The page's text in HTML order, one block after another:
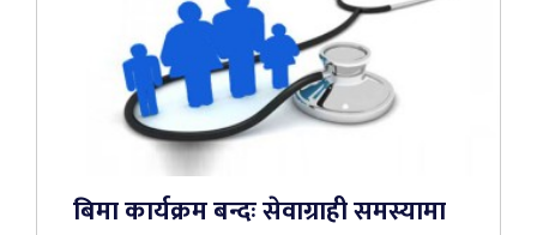
बिमा कार्यक्रम बन्दः सेवाग्राही समस्यामा